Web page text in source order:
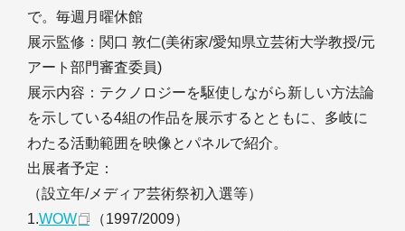
で。毎週月曜休館
展示監修：関口 敦仁(美術家/愛知県立芸術大学教授/元
アート部門審査委員)
展示内容：テクノロジーを駆使しながら新しい方法論
を示している4組の作品を展示するとともに、多岐に
わたる活動範囲を映像とパネルで紹介。
出展者予定：
（設立年/メディア芸術祭初入選等）
1.WOW
（1997/2009）